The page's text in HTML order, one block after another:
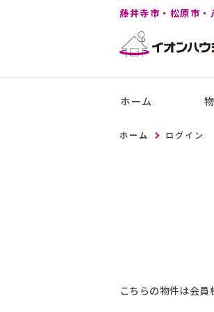
藤井寺市・松原市
ホーム
ホーム ログイン
こちらの物件は会員